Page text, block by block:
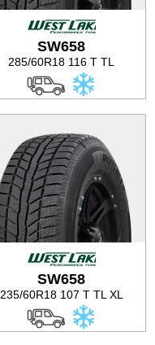
SW658
285/60R18 116 T TL
SW658
235/60R18 107 T TL XL